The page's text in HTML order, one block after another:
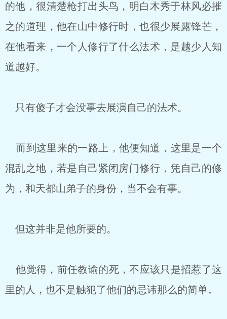
的他，很清楚枪打出头鸟，明白木秀于林风必摧
之的道理，他在山中修行时，也很少展露锋芒，
在他看来，一个人修行了什么法术，是越少人知
道越好。
只有傻子才会没事去展演自己的法术。
而到这里来的一路上，他便知道，这里是一个
混乱之地，若是自己紧闭房门修行，凭自己的修
为，和天都山弟子的身份，当不会有事。
但这并非是他所要的。
他觉得，前任教谕的死，不应该只是招惹了这
里的人，也不是触犯了他们的忌讳那么的简单。